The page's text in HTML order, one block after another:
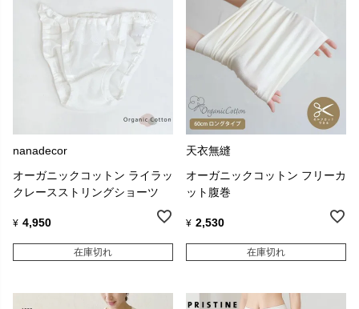
nanadecor
オーガニックコットン ライラッ
クレースストリングショーツ
¥ 4,950
在庫切れ
天衣無縫
オーガニックコットン フリーカ
ット腹巻
¥ 2,530
在庫切れ